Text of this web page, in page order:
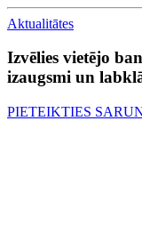
Aktualitātes
Izvēlies vietējo
izaugsmi un
PIETEIKTIES